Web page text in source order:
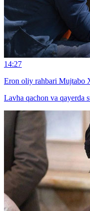
14:27
Eron oliy rahbari Mujtabo
Lavha qachon va qayerda